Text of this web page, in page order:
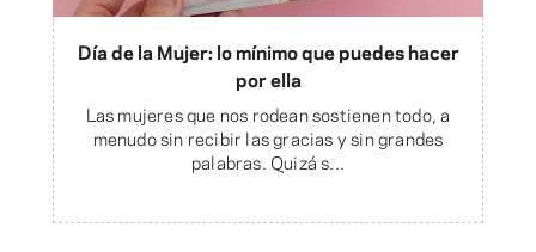
Día de la Mujer: lo mínimo que puedes hacer
por ella
Las mujeres que nos rodean sostienen todo, a
menudo sin recibir las gracias y sin grandes
palabras. Quizá s...